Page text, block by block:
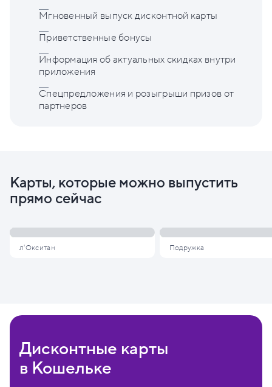
Мгновенный выпуск дисконтной карты
Приветственные бонусы
Информация об актуальных скидках внутри
приложения
Спецпредложения и розыгрыши призов от
партнеров
Карты, которые можно выпустить
прямо сейчас
л'Окситан Подружка
Дисконтные карты
в Кошельке